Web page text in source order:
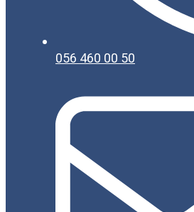
056 460 00 50